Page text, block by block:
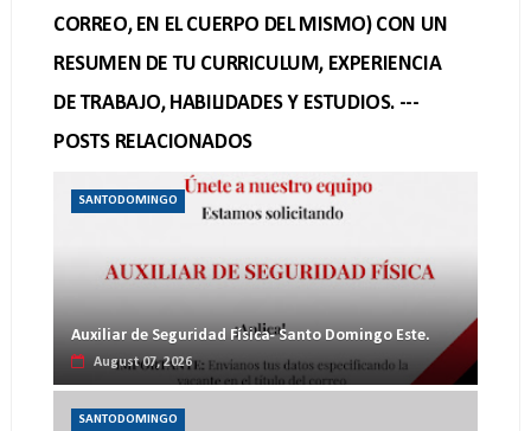
CORREO, EN EL CUERPO DEL MISMO) CON UN
RESUMEN DE TU CURRICULUM, EXPERIENCIA
DE TRABAJO, HABILIDADES Y ESTUDIOS. ---
POSTS RELACIONADOS
SANTODOMINGO
Auxiliar de Seguridad Física- Santo Domingo Este.
August 07, 2026
SANTODOMINGO